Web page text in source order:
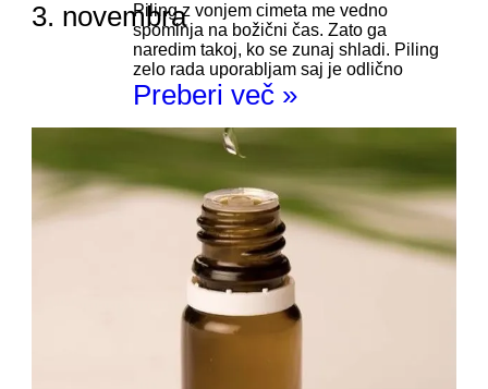
3. novembraPiling z vonjem cimeta me vedno
spominja na božični čas. Zato ga
naredim takoj, ko se zunaj shladi. Piling
zelo rada uporabljam saj je odlično
Preberi več »